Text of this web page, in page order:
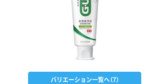
バリエーション一覧へ（7）